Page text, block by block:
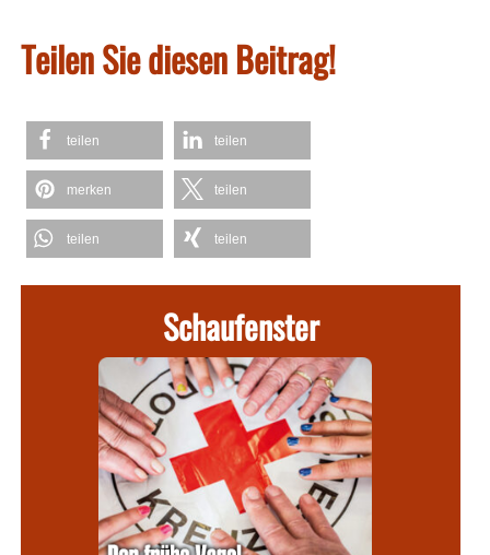
Teilen Sie diesen Beitrag!
teilen teilen
merken teilen
teilen teilen
Schaufenster